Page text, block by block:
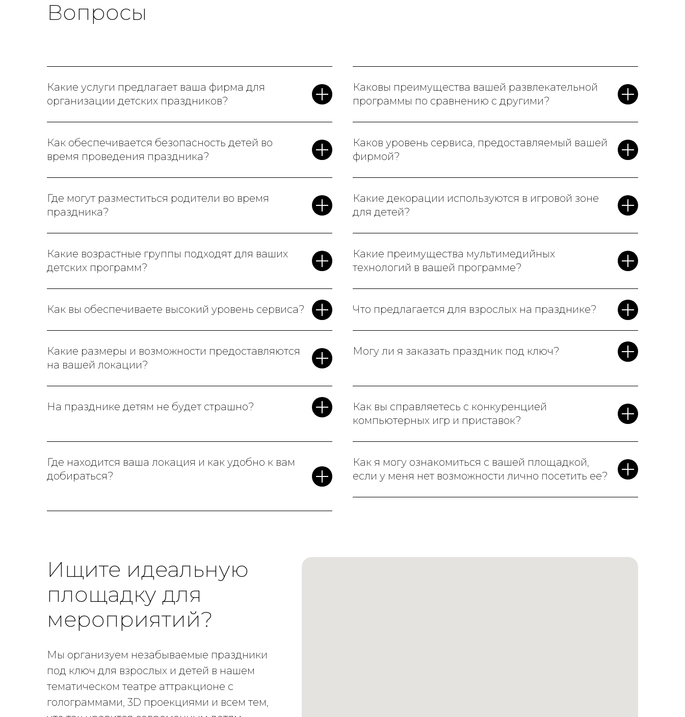
Вопросы
Какие услуги предлагает ваша фирма для
организации детских праздников?
Каковы преимущества вашей развлекательной
программы по сравнению с другими?
Как обеспечивается безопасность детей во
время проведения праздника?
Каков уровень сервиса, предоставляемый вашей
фирмой?
Где могут разместиться родители во время
праздника?
Какие декорации используются в игровой зоне
для детей?
Какие возрастные группы подходят для ваших
детских программ?
Какие преимущества мультимедийных
технологий в вашей программе?
Как вы обеспечиваете высокий уровень сервиса? Что предлагается для взрослых на празднике?
Какие размеры и возможности предоставляются
на вашей локации?
Могу ли я заказать праздник под ключ?
На празднике детям не будет страшно?
Как вы справляетесь с конкуренцией
компьютерных игр и приставок?
Где находится ваша локация и как удобно к вам
добираться?
Как я могу ознакомиться с вашей площадкой,
если у меня нет возможности лично посетить ее?
Ищите идеальную
площадку для
мероприятий?
Мы организуем незабываемые праздники
под ключ для взрослых и детей в нашем
тематическом театре аттракционе с
голограммами, 3D проекциями и всем тем,